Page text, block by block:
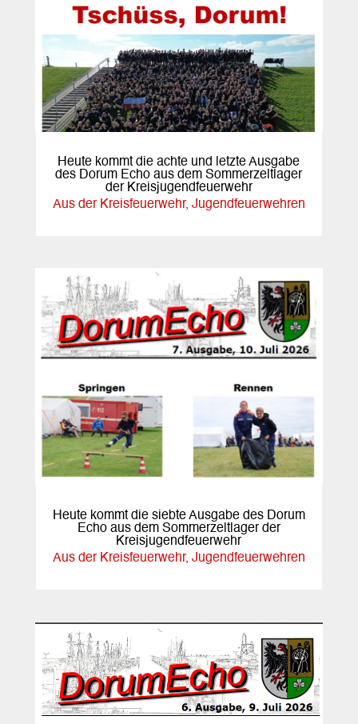
Heute kommt die achte und letzte Ausgabe
des Dorum Echo aus dem Sommerzeltlager
der Kreisjugendfeuerwehr
Aus der Kreisfeuerwehr, Jugendfeuerwehren
Heute kommt die siebte Ausgabe des Dorum
Echo aus dem Sommerzeltlager der
Kreisjugendfeuerwehr
Aus der Kreisfeuerwehr, Jugendfeuerwehren